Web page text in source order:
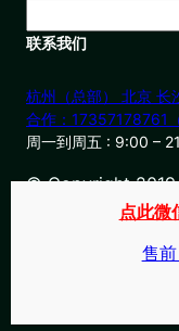
联系我们
杭州（总部） 北京 长
合作：17357178761
周一到周五 : 9:00 –
© Copyright
点此微
售